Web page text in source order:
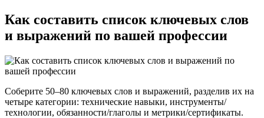
Как составить список ключевых слов
и выражений по вашей профессии
Соберите 50–80 ключевых слов и выражений, разделив их на
четыре категории: технические навыки, инструменты/
технологии, обязанности/глаголы и метрики/сертификаты.